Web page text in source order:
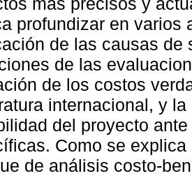
profundizar en varios
de las causas de
de las
de los costos
internacional, y
del proyecto
Como se
de análisis costo-